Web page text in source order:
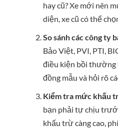
hay cũ? Xe mới nên
diện, xe cũ có thể
So sánh các công ty
Bảo Việt, PVI, PTI,
điều kiện bồi thường
đồng mẫu và hỏi rõ
Kiểm tra mức khấu
bạn phải tự chịu
khấu trừ càng cao,